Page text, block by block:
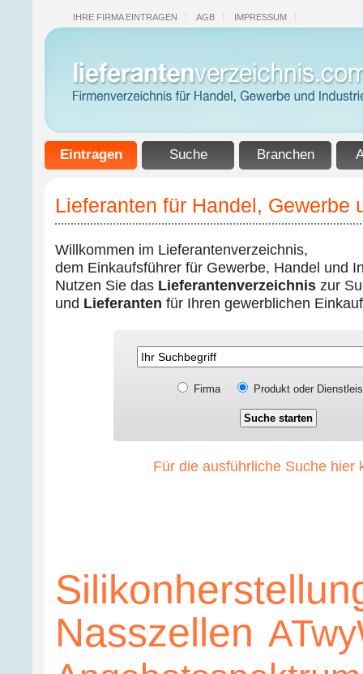
IHRE FIRMA EINTRAGEN AGB IMPRESSUM
Eintragen Suche Branchen
Lieferanten für Handel, Gewerbe
Willkommen im Lieferantenverzeichnis,
dem Einkaufsführer für Gewerbe, Handel und
Nutzen Sie das Lieferantenverzeichnis zur
und Lieferanten für Ihren gewerblichen
Firma Produkt oder
Für die ausführliche Suche hier
Nasszellen